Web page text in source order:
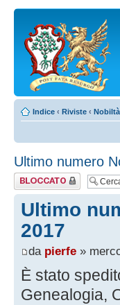
Indice ‹ Riviste ‹ Nobiltà
Ultimo numero
Argomento
bloccato
Ultimo
2017
da pierfe »
È stato
Genealogia,